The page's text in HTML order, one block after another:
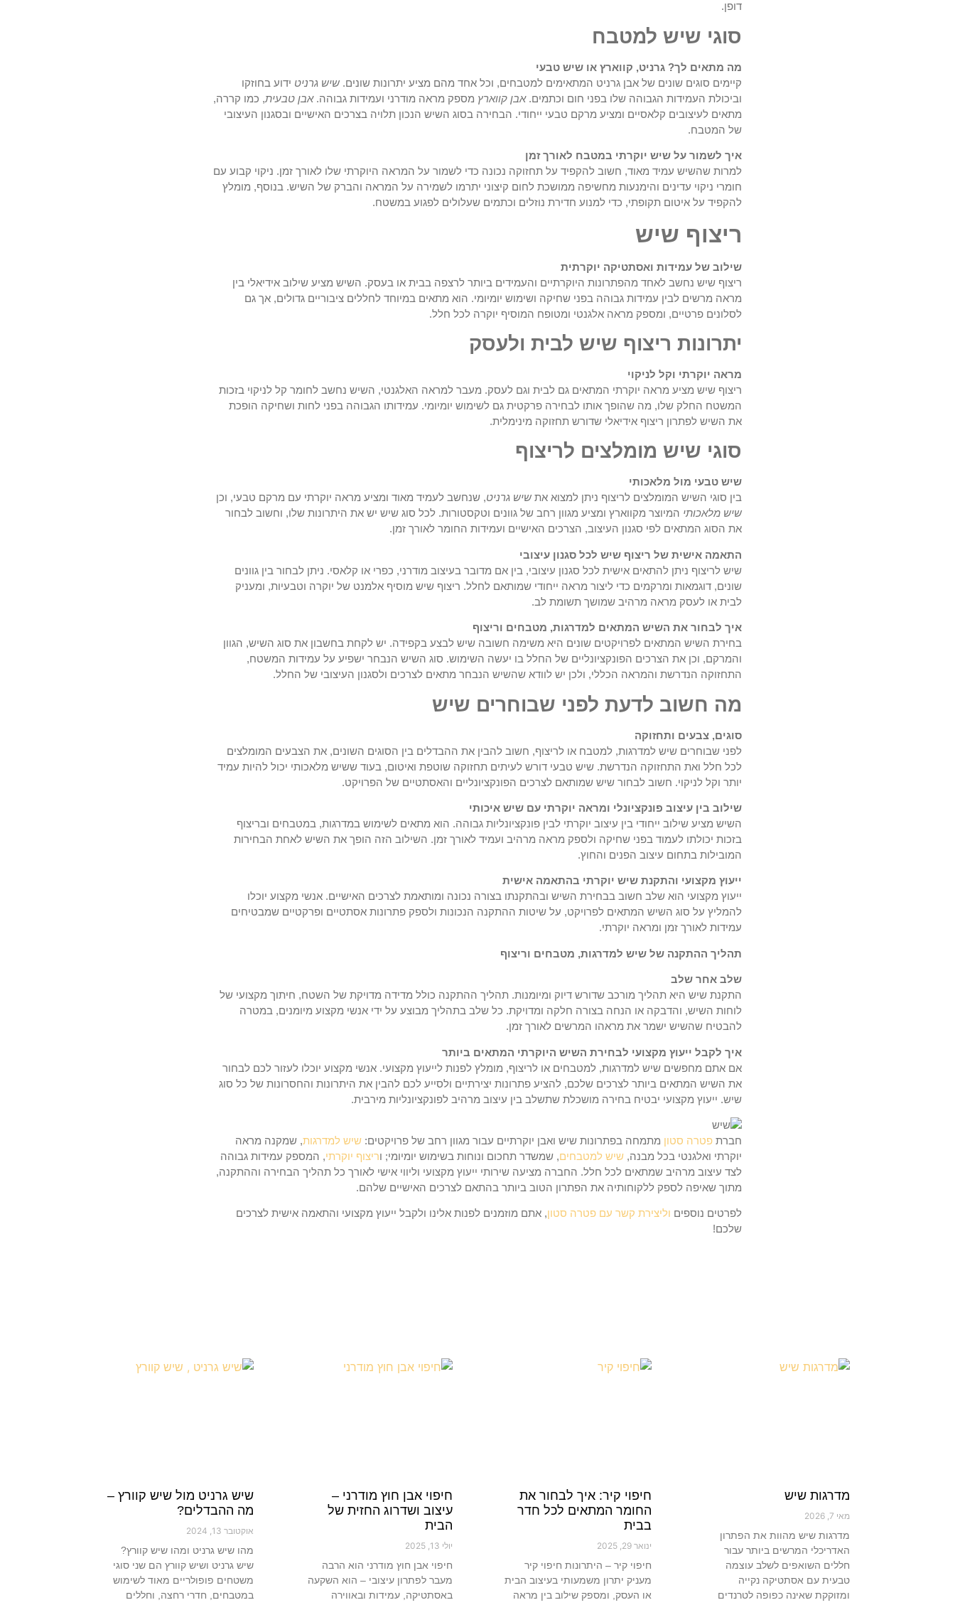
דופן.
סוגי שיש למטבח
מה מתאים לך? גרניט, קווארץ או שיש טבעי
קיימים סוגים שונים של אבן גרניט המתאימים למטבחים, וכל אחד מהם מציע יתרונות שונים. שיש גרניט ידוע בחוזקו
וביכולת העמידות הגבוהה שלו בפני חום וכתמים.אבן קווארץ מספק מראה מודרני ועמידות גבוהה.אבן טבעית, כמו קררה,
מתאים לעיצובים קלאסיים ומציע מרקם טבעי ייחודי. הבחירה בסוג השיש הנכון תלויה בצרכים האישיים ובסגנון העיצובי
של המטבח.
איך לשמור על שיש יוקרתי במטבח לאורך זמן
למרות שהשיש עמיד מאוד, חשוב להקפיד על תחזוקה נכונה כדי לשמור על המראה היוקרתי שלו לאורך זמן. ניקוי קבוע עם
חומרי ניקוי עדינים והימנעות מחשיפה ממושכת לחום קיצוני יתרמו לשמירה על המראה והברק של השיש. בנוסף, מומלץ
להקפיד על איטום תקופתי, כדי למנוע חדירת נוזלים וכתמים שעלולים לפגוע במשטח.
ריצוף שיש
שילוב של עמידות ואסתטיקה יוקרתית
ריצוף שיש נחשב לאחד מהפתרונות היוקרתיים והעמידים ביותר לרצפה בבית או בעסק. השיש מציע שילוב אידיאלי בין
מראה מרשים לבין עמידות גבוהה בפני שחיקה ושימוש יומיומי. הוא מתאים במיוחד לחללים ציבוריים גדולים, אך גם
לסלונים פרטיים, ומספק מראה אלגנטי ומטופח המוסיף יוקרה לכל חלל.
יתרונות ריצוף שיש לבית ולעסק
מראה יוקרתי וקל לניקוי
ריצוף שיש מציע מראה יוקרתי המתאים גם לבית וגם לעסק. מעבר למראה האלגנטי, השיש נחשב לחומר קל לניקוי בזכות
המשטח החלק שלו, מה שהופך אותו לבחירה פרקטית גם לשימוש יומיומי. עמידותו הגבוהה בפני לחות ושחיקה הופכת
את השיש לפתרון ריצוף אידיאלי שדורש תחזוקה מינימלית.
סוגי שיש מומלצים לריצוף
שיש טבעי מול מלאכותי
בין סוגי השיש המומלצים לריצוף ניתן למצוא את שיש גרניט, שנחשב לעמיד מאוד ומציע מראה יוקרתי עם מרקם טבעי, וכן
שיש מלאכותי המיוצר מקווארץ ומציע מגוון רחב של גוונים וטקסטורות. לכל סוג שיש יש את היתרונות שלו, וחשוב לבחור
את הסוג המתאים לפי סגנון העיצוב, הצרכים האישיים ועמידות החומר לאורך זמן.
התאמה אישית של ריצוף שיש לכל סגנון עיצובי
שיש לריצוף ניתן להתאים אישית לכל סגנון עיצובי, בין אם מדובר בעיצוב מודרני, כפרי או קלאסי. ניתן לבחור בין גוונים
שונים, דוגמאות ומרקמים כדי ליצור מראה ייחודי שמותאם לחלל. ריצוף שיש מוסיף אלמנט של יוקרה וטבעיות, ומעניק
לבית או לעסק מראה מרהיב שמושך תשומת לב.
איך לבחור את השיש המתאים למדרגות, מטבחים וריצוף
בחירת השיש המתאים לפרויקטים שונים היא משימה חשובה שיש לבצע בקפידה. יש לקחת בחשבון את סוג השיש, הגוון
והמרקם, וכן את הצרכים הפונקציונליים של החלל בו יעשה השימוש. סוג השיש הנבחר ישפיע על עמידות המשטח,
התחזוקה הנדרשת והמראה הכללי, ולכן יש לוודא שהשיש הנבחר מתאים לצרכים ולסגנון העיצובי של החלל.
מה חשוב לדעת לפני שבוחרים שיש
סוגים, צבעים ותחזוקה
לפני שבוחרים שיש למדרגות, למטבח או לריצוף, חשוב להבין את ההבדלים בין הסוגים השונים, את הצבעים המומלצים
לכל חלל ואת התחזוקה הנדרשת. שיש טבעי דורש לעיתים תחזוקה שוטפת ואיטום, בעוד ששיש מלאכותי יכול להיות עמיד
יותר וקל לניקוי. חשוב לבחור שיש שמותאם לצרכים הפונקציונליים והאסתטיים של הפרויקט.
שילוב בין עיצוב פונקציונלי ומראה יוקרתי עם שיש איכותי
השיש מציע שילוב ייחודי בין עיצוב יוקרתי לבין פונקציונליות גבוהה. הוא מתאים לשימוש במדרגות, במטבחים ובריצוף
בזכות יכולתו לעמוד בפני שחיקה ולספק מראה מרהיב ועמיד לאורך זמן. השילוב הזה הופך את השיש לאחת הבחירות
המובילות בתחום עיצוב הפנים והחוץ.
ייעוץ מקצועי והתקנת שיש יוקרתי בהתאמה אישית
ייעוץ מקצועי הוא שלב חשוב בבחירת השיש ובהתקנתו בצורה נכונה ומותאמת לצרכים האישיים. אנשי מקצוע יוכלו
להמליץ על סוג השיש המתאים לפרויקט, על שיטות ההתקנה הנכונות ולספק פתרונות אסתטיים ופרקטיים שמבטיחים
עמידות לאורך זמן ומראה יוקרתי.
תהליך ההתקנה של שיש למדרגות, מטבחים וריצוף
שלב אחר שלב
התקנת שיש היא תהליך מורכב שדורש דיוק ומיומנות. תהליך ההתקנה כולל מדידה מדויקת של השטח, חיתוך מקצועי של
לוחות השיש, והדבקה או הנחה בצורה חלקה ומדויקת. כל שלב בתהליך מבוצע על ידי אנשי מקצוע מיומנים, במטרה
להבטיח שהשיש ישמר את מראהו המרשים לאורך זמן.
איך לקבל ייעוץ מקצועי לבחירת השיש היוקרתי המתאים ביותר
אם אתם מחפשים שיש למדרגות, למטבחים או לריצוף, מומלץ לפנות לייעוץ מקצועי. אנשי מקצוע יוכלו לעזור לכם לבחור
את השיש המתאים ביותר לצרכים שלכם, להציע פתרונות יצירתיים ולסייע לכם להבין את היתרונות והחסרונות של כל סוג
שיש. ייעוץ מקצועי יבטיח בחירה מושכלת שתשלב בין עיצוב מרהיב לפונקציונליות מירבית.
חברת פטרה סטון מתמחה בפתרונות שיש ואבן יוקרתיים עבור מגוון רחב של פרויקטים: שיש למדרגות, שמקנה מראה
יוקרתי ואלגנטי בכל מבנה, שיש למטבחים, שמשדר תחכום ונוחות בשימוש יומיומי; וריצוף יוקרתי, המספק עמידות גבוהה
לצד עיצוב מרהיב שמתאים לכל חלל. החברה מציעה שירותי ייעוץ מקצועי וליווי אישי לאורך כל תהליך הבחירה וההתקנה,
מתוך שאיפה לספק ללקוחותיה את הפתרון הטוב ביותר בהתאם לצרכים האישיים שלהם.
לפרטים נוספים וליצירת קשר עם פטרה סטון, אתם מוזמנים לפנות אלינו ולקבל ייעוץ מקצועי והתאמה אישית לצרכים
שלכם!
מדרגות שיש
מאי 7, 2026
מדרגות שיש מהוות את הפתרון
האדריכלי המרשים ביותר עבור
חללים השואפים לשלב עוצמה
טבעית עם אסתטיקה נקייה
ומזוקקת שאינה כפופה לטרנדים
חיפוי קיר: איך לבחור את
החומר המתאים לכל חדר
בבית
ינואר 29, 2025
חיפוי קיר – היתרונות חיפוי קיר
מעניק יתרון משמעותי בעיצוב הבית
או העסק, ומספק שילוב בין מראה
חיפוי אבן חוץ מודרני –
עיצוב ושדרוג החזית של
הבית
יולי 13, 2025
חיפוי אבן חוץ מודרני הוא הרבה
מעבר לפתרון עיצובי – הוא השקעה
באסתטיקה, עמידות ובאווירה
שיש גרניט מול שיש קוורץ –
מה ההבדלים?
אוקטובר 13, 2024
מהו שיש גרניט ומהו שיש קוורץ?
שיש גרניט ושיש קוורץ הם שני סוגי
משטחים פופולריים מאוד לשימוש
במטבחים, חדרי רחצה, וחללים